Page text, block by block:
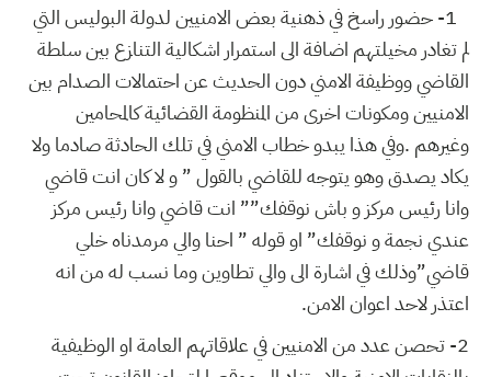
1- حضور راسخ في ذهنية بعض الامنيين لدولة البوليس التي
لم تغادر مخيلتهم اضافة الى استمرار اشكالية التنازع بين سلطة
القاضي ووظيفة الامني دون الحديث عن احتمالات الصدام بين
الامنيين ومكونات اخرى من المنظومة القضائية كالمحامين
وغيرهم .وفي هذا يبدو خطاب الامني في تلك الحادثة صادما ولا
يكاد يصدق وهو يتوجه للقاضي بالقول ” و لا كان انت قاضي
وانا رئيس مركز و باش نوقفك”” انت قاضي وانا رئيس مركز
عندي نجمة و نوقفك” او قوله ” احنا والي مرمدناه خلي
قاضي”وذلك في اشارة الى والي تطاوين وما نسب له من انه
اعتذر لاحد اعوان الامن.
2- تحصن عدد من الامنيين في علاقاتهم العامة او الوظيفية